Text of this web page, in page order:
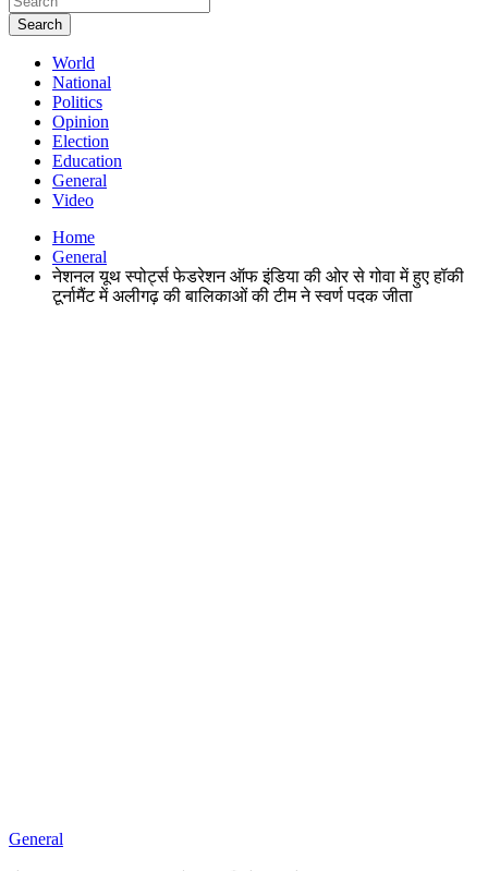
Search
World
National
Politics
Opinion
Election
Education
General
Video
Home
General
नेशनल यूथ स्पोर्ट्स फेडरेशन ऑफ इंडिया की ओर से गोवा में हुए हॉकी
टूर्नामैंट में अलीगढ़ की बालिकाओं की टीम ने स्वर्ण पदक जीता
General